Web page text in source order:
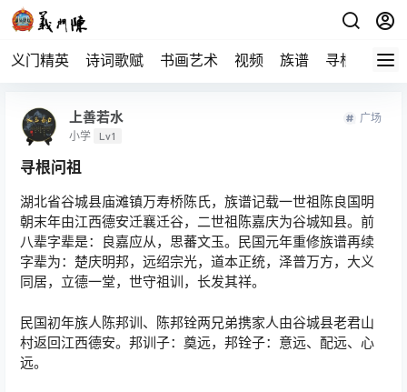
义门精英 诗词歌赋 书画艺术 视频 族谱 寻根
上善若水
小学 Lv1
广场
寻根问祖
湖北省谷城县庙滩镇万寿桥陈氏，族谱记载一世祖陈良国明
朝末年由江西德安迁襄迁谷，二世祖陈嘉庆为谷城知县。前
八辈字辈是：良嘉应从，思蕃文玉。民国元年重修族谱再续
字辈为：楚庆明邦，远绍宗光，道本正统，泽普万方，大义
同居，立德一堂，世守祖训，长发其祥。
民国初年族人陈邦训、陈邦铨两兄弟携家人由谷城县老君山
村返回江西德安。邦训子：奠远，邦铨子：意远、配远、心
远。